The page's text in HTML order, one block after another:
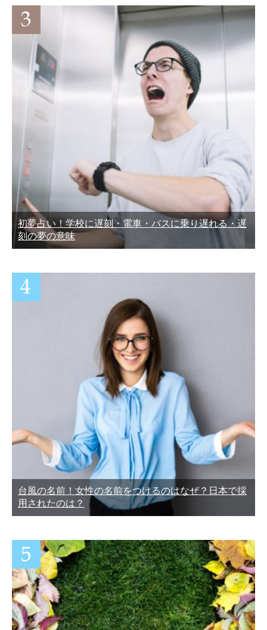
初夢占い！学校に遅刻・電車・バスに乗り遅れる・遅
刻の夢の意味
台風の名前！女性の名前をつけるのはなぜ？日本で採
用されたのは？